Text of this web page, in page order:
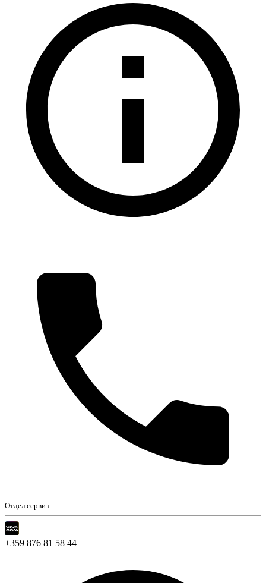
Отдел сервиз
+359 876 81 58 44